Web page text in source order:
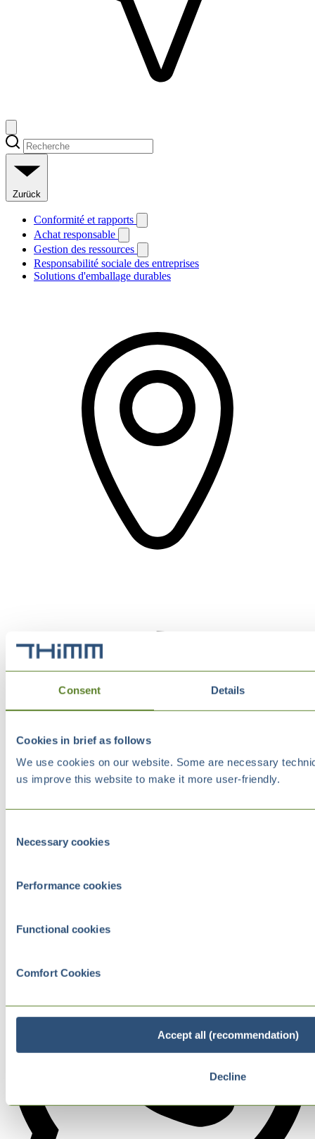
Consent Details
Cookies in brief as follows
We use cookies on our website. Some are necessary
us improve this website to make it more user-friendly.
Selection
Necessary cookies
Performance cookies
Functional cookies
Comfort Cookies
Accept all (recommendation)
Decline
Zurück
Conformité et rapports
Achat responsable
Gestion des ressources
Responsabilité sociale des entreprises
Solutions d'emballage durables